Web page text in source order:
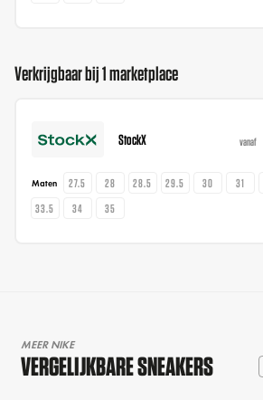
Verkrijgbaar bij 1 marketplace
StockX vanaf
Maten 27.5 28 28.5 29.5 30 31
33.5
34 35
MEER NIKE
VERGELIJKBARE SNEAKERS